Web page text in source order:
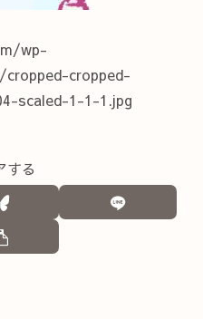
wp-
cropped-
scaled-1-1-1.jpg
する